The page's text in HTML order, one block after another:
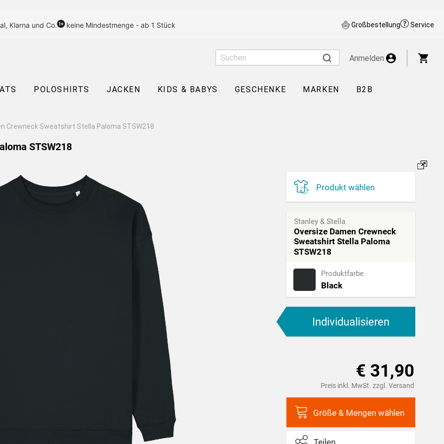
Klarna und Co. keine Mindestmenge - ab 1 Stück Großbestellung Service
Anmelden
POLOSHIRTS JACKEN KIDS & BABYS GESCHENKE MARKEN
B2B
Crewneck Sweatshirt Stella Paloma STSW218
STSW218
Produkt wählen
Stanley & Stella
Oversize Damen Crewneck
Sweatshirt Stella Paloma
STSW218
Produktfarbe
Black
Individualisieren
€ 31,90
Preis inkl. MwSt. zzgl. Versand
Größe & Mengen wählen